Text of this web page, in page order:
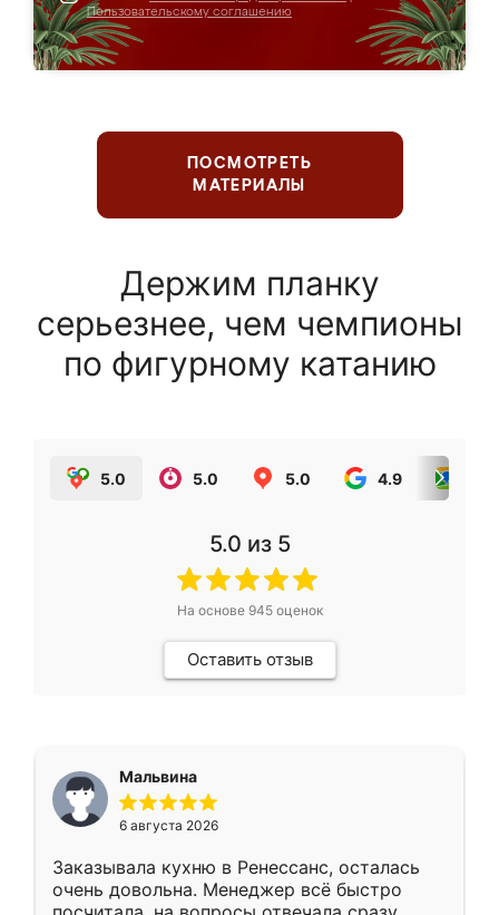
Пользовательскому соглашению
ПОСМОТРЕТЬ
МАТЕРИАЛЫ
Держим планку
серьезнее, чем чемпионы
по фигурному катанию
5.0 5.0 5.0 4.9
5.0 из 5
На основе 945оценок
Оставить отзыв
Мальвина
6 августа 2026
Заказывала кухню в Ренессанс, осталась
очень довольна. Менеджер всё быстро